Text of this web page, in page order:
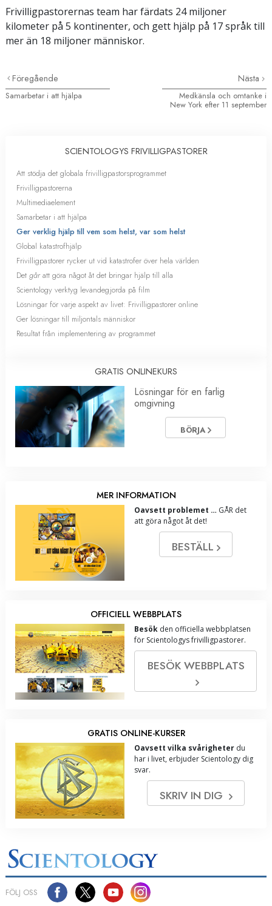
Frivilligpastorernas team har färdats 24 miljoner
kilometer på 5 kontinenter, och gett hjälp på 17 språk till
mer än 18 miljoner människor.
Föregående
Samarbetar i att hjälpa
Nästa
Medkänsla och omtanke i
New York efter 11 september
SCIENTOLOGYS FRIVILLIGPASTORER
Att stödja det globala frivilligpastorsprogrammet
Frivilligpastorerna
Multimediaelement
Samarbetar i att hjälpa
Ger verklig hjälp till vem som helst, var som helst
Global katastrofhjälp
Frivilligpastorer rycker ut vid katastrofer över hela världen
Det gåratt göra något åt det bringar hjälp till alla
Scientology verktyg levandegjorda på film
Lösningar för varje aspekt av livet: Frivilligpastorer online
Ger lösningar till miljontals människor
Resultat från implementering av programmet
GRATIS ONLINEKURS
Lösningar för en farlig
omgivning
BÖRJA
MER INFORMATION
Oavsett problemet … GÅR det
att göra något åt det!
BESTÄLL
OFFICIELL WEBBPLATS
Besök den officiella webbplatsen
för Scientologys frivilligpastorer.
BESÖK WEBBPLATS
GRATIS ONLINE-KURSER
Oavsett vilka svårigheter du
har i livet, erbjuder Scientology dig
svar.
SKRIV IN DIG
FÖLJ OSS